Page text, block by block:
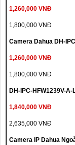
1,260,000 VNĐ
1,800,000 VNĐ
Camera Dahua DH-
1,260,000 VNĐ
1,800,000 VNĐ
DH-IPC-HFW1239V-
1,840,000 VNĐ
2,635,000 VNĐ
Camera IP Dahua